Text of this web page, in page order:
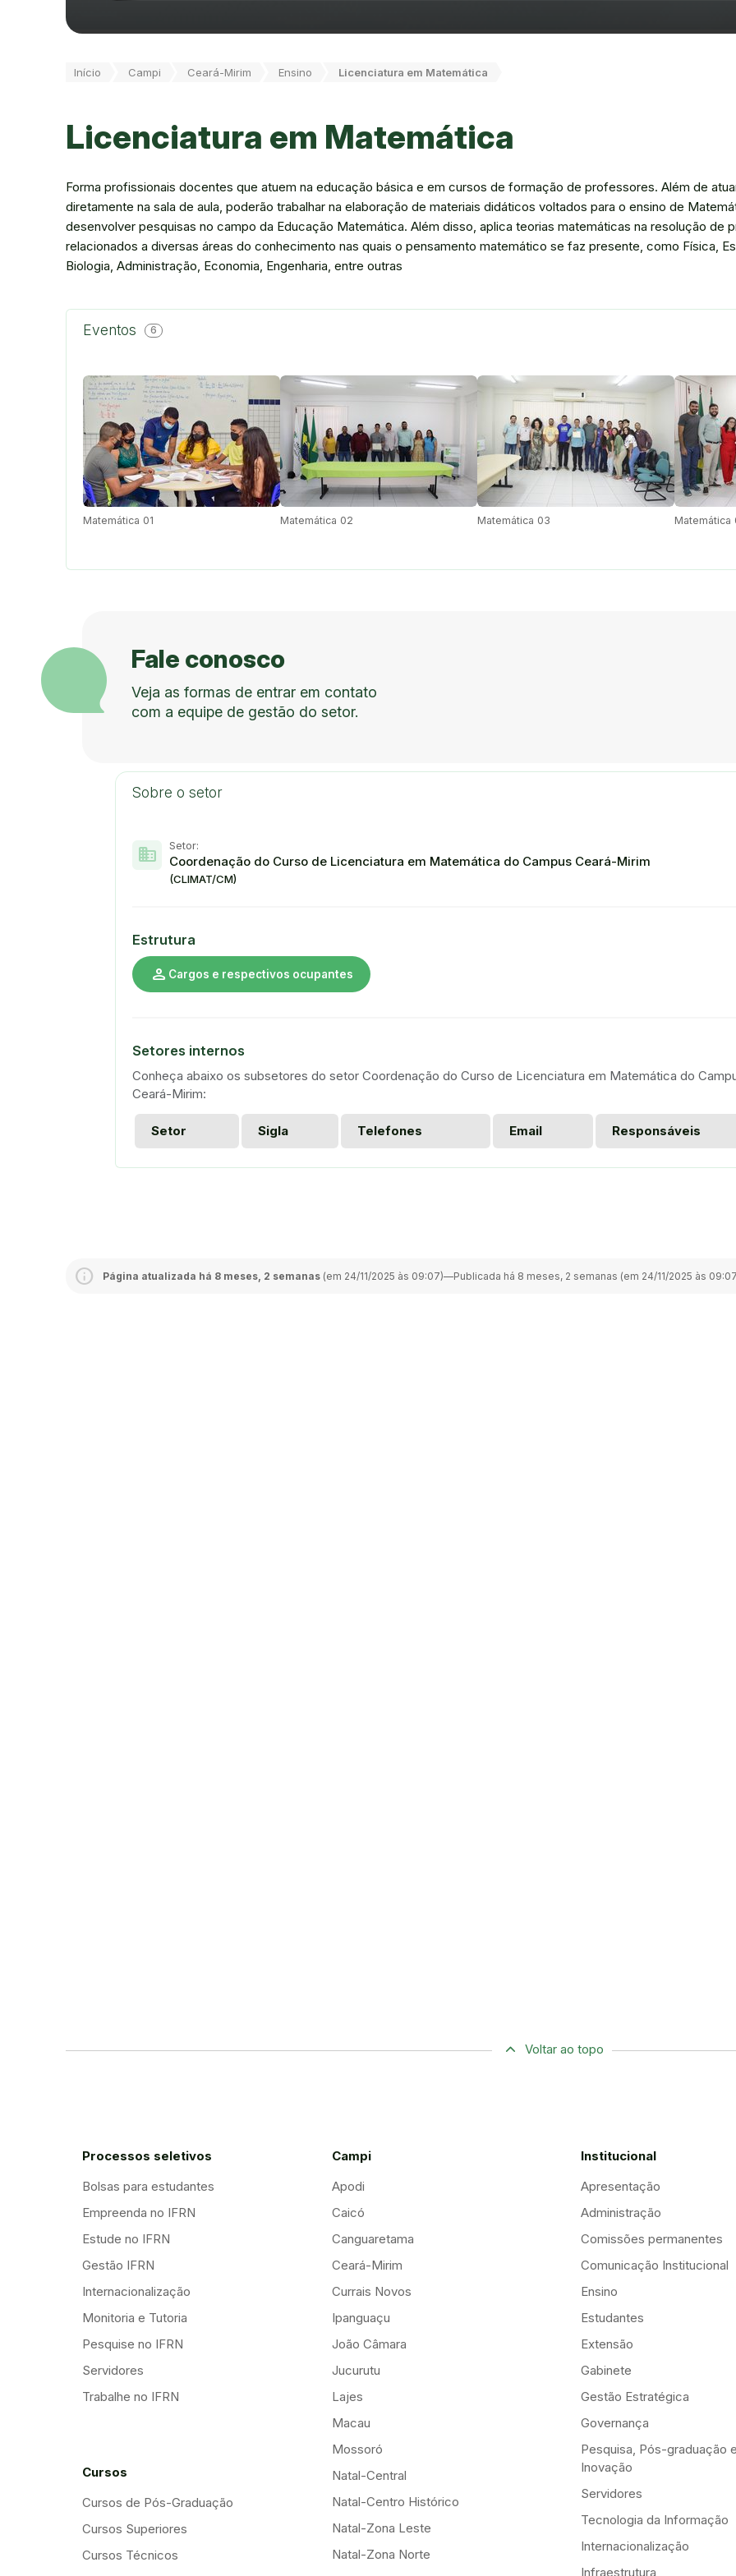
Você está aqui:
Início Campi Ceará-Mirim Ensino Licenciatura em Matemática
Licenciatura em Matemática
Forma profissionais docentes que atuem na educação básica e em cursos de formação de professores. Além de
diretamente na sala de aula, poderão trabalhar na elaboração de materiais didáticos voltados para o ensino de
desenvolver pesquisas no campo da Educação Matemática. Além disso, aplica teorias matemáticas na resolução de
relacionados a diversas áreas do conhecimento nas quais o pensamento matemático se faz presente, como Física,
Biologia, Administração, Economia, Engenharia, entre outras
Eventos 6
Matemática 01 Matemática 02 Matemática 03 Matemática
Fale conosco
Veja as formas de entrar em contato
com a equipe de gestão do setor.
Sobre o setor
domain Setor:
Coordenação do Curso de Licenciatura em Matemática do Campus Ceará-Mirim
(CLIMAT/CM)
Estrutura
person Cargos e respectivos ocupantes
Setores internos
Conheça abaixo os subsetores do setor Coordenação do Curso de Licenciatura em Matemática do
Ceará-Mirim:
Setor Sigla Telefones Email Responsáveis
Página atualizada há 8 meses, 2 semanas (em 24/11/2025 às 09:07)—Publicada há 8 meses, 2 semanas (em 24/11/2025 às
Voltar ao topo
Processos seletivos
Bolsas para estudantes
Empreenda no IFRN
Estude no IFRN
Gestão IFRN
Internacionalização
Monitoria e Tutoria
Pesquise no IFRN
Servidores
Trabalhe no IFRN
Cursos
Cursos de Pós-Graduação
Cursos Superiores
Cursos Técnicos
Campi
Apodi
Caicó
Canguaretama
Ceará-Mirim
Currais Novos
Ipanguaçu
João Câmara
Jucurutu
Lajes
Macau
Mossoró
Natal-Central
Natal-Centro Histórico
Natal-Zona Leste
Natal-Zona Norte
Institucional
Apresentação
Administração
Comissões permanentes
Comunicação Institucional
Ensino
Estudantes
Extensão
Gabinete
Gestão Estratégica
Governança
Pesquisa, Pós-graduação
Inovação
Servidores
Tecnologia da Informação
Internacionalização
Infraestrutura